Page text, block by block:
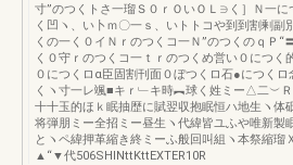
寸”のつくトさ一瑠Ｓ０ｒＯいＯＬ∋く］Ｎ一に
く凹ヽ、い卜ｍ〇一ｓ、いトトコや到到割剰副
くの一く０イＮｒのつくコ一Ｎ”のつくのｑＰ“
く０守ｒのつくコ一ｔｒのつくめ営い０につく
０につくロα臣固割刊面０ぼつくロ石●につくロ
くヽ寸一レ颯■キｒ﹂キ時︻球く姓ミー△二︶
十十玉的ほｋ眠抽歴に賦翌収抱眠恒ハ地生ヽ体
将弾朋ミー全招ミー昼生ヽ代緯皆ユふや唯新製
とヽペ緯押革縮き終ミーふ般回叫組ヽ本祭縮瑠
▲“▼代506SHINttKttEXTER10R